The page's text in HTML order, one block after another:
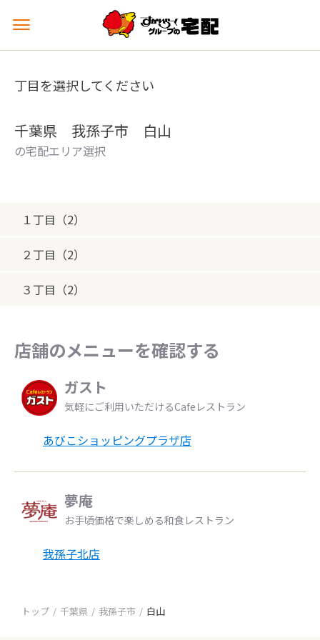
メ
ュ
を
丁目を選択してください
千葉県 我孫子市 白山
の宅配エリア選択
１丁目（2）
２丁目（2）
３丁目（2）
店舗のメニューを確認する
ガスト
気軽にご利用いただけるCafeレストラン
あびこショッピングプラザ店
夢庵
お手頃価格で楽しめる和食レストラン
我孫子北店
トップ 千葉県 我孫子市 白山